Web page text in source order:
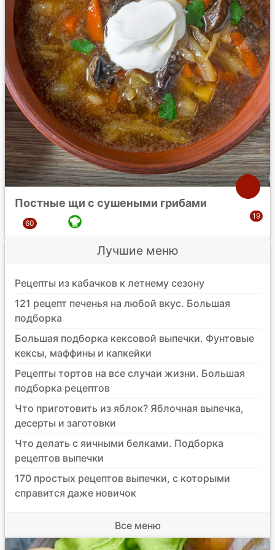
Постные щи с сушеными грибами
Лучшие меню
Рецепты из кабачков к летнему сезону
121 рецепт печенья на любой вкус. Большая
подборка
Большая подборка кексовой выпечки. Фунтовые
кексы, маффины и капкейки
Рецепты тортов на все случаи жизни. Большая
подборка рецептов
Что приготовить из яблок? Яблочная выпечка,
десерты и заготовки
Что делать с яичными белками. Подборка
рецептов выпечки
170 простых рецептов выпечки, с которыми
справится даже новичок
Все меню